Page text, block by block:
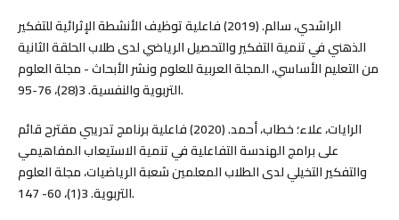
الراشدي، سالم. (2019) فاعلية توظيف الأنشطة الإثرائية للتفكير
الذهني في تنمية التفكير والتحصيل الرياضي لدى طلاب الحلقة الثانية
من التعليم الأساسي، المجلة العربية للعلوم ونشر الأبحاث - مجلة العلوم
التربوية والنفسية. 3(28)، 76-95.
الرايات، علاء؛ خطاب، أحمد. (2020) فاعلية برنامج تدريبي مقترح قائم
على برامج الهندسة التفاعلية في تنمية الاستيعاب المفاهيمي
والتفكير التخيلي لدى الطلاب المعلمين شعبة الرياضيات، مجلة العلوم
التربوية. 3(1)، 60- 147.